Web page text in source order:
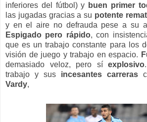
inferiores del fútbol) y buen primer
las jugadas gracias a su potente
y en el aire no defrauda pese a su
Espigado pero rápido, con
que es un trabajo constante para los
visión de juego y trabajo en espacio.
demasiado veloz, pero sí explosivo
trabajo y sus incesantes carreras
Vardy,